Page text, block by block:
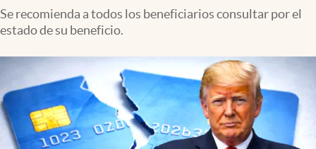
Lifestyle
Se recomienda a todos los beneficiarios consultar por el
estado de su beneficio.